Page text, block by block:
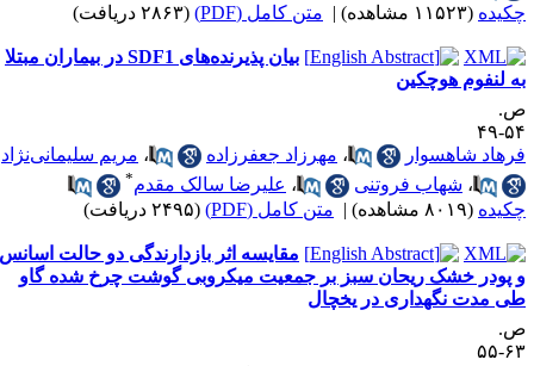
(۱۱۵۲۳ مشاهده) | متن کامل (PDF) (۲۸۶۳ دریافت)
بیان پذیرنده‌های SDF1 در بیماران مبتلا
لنفوم هوچکین
۴۹
شاهسوار
،مهرزاد جعفرزاده ،مریم سلیمانی‌نژاد
،شهاب فروتنی ،علیرضا سالک مقدم
(۸۰۱۹ مشاهده) | متن کامل (PDF) (۲۴۹۵ دریافت)
مقایسه اثر بازدارندگی دو حالت اسانس
پودر خشک ریحان سبز بر جمعیت میکروبی گوشت چرخ شده گاو
مدت نگهداری در یخچال
۵۵